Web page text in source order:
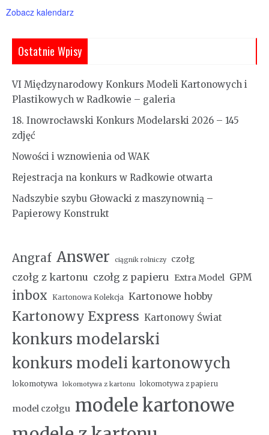
Zobacz kalendarz
Ostatnie Wpisy
VI Międzynarodowy Konkurs Modeli Kartonowych i
Plastikowych w Radkowie – galeria
18. Inowrocławski Konkurs Modelarski 2026 – 145
zdjęć
Nowości i wznowienia od WAK
Rejestracja na konkurs w Radkowie otwarta
Nadszybie szybu Głowacki z maszynownią –
Papierowy Konstrukt
Angraf Answer ciągnik rolniczy czołg
czołg z kartonu czołg z papieru Extra Model GPM
inbox Kartonowa Kolekcja Kartonowe hobby
Kartonowy Express Kartonowy Świat
konkurs modelarski
konkurs modeli kartonowych
lokomotywa lokomotywa z kartonu lokomotywa z papieru
model czołgu modele kartonowe